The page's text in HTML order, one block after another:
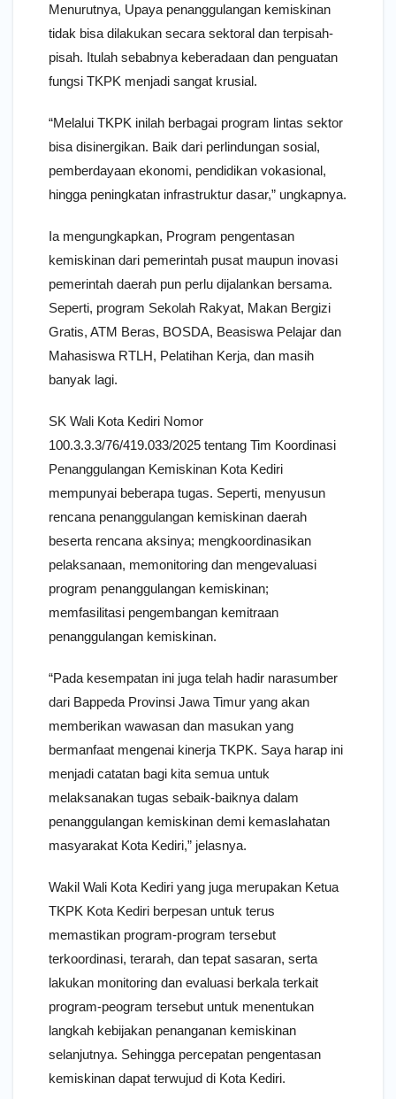
Menurutnya, Upaya penanggulangan kemiskinan
tidak bisa dilakukan secara sektoral dan terpisah-
pisah. Itulah sebabnya keberadaan dan penguatan
fungsi TKPK menjadi sangat krusial.
“Melalui TKPK inilah berbagai program lintas sektor
bisa disinergikan. Baik dari perlindungan sosial,
pemberdayaan ekonomi, pendidikan vokasional,
hingga peningkatan infrastruktur dasar,” ungkapnya.
Ia mengungkapkan, Program pengentasan
kemiskinan dari pemerintah pusat maupun inovasi
pemerintah daerah pun perlu dijalankan bersama.
Seperti, program Sekolah Rakyat, Makan Bergizi
Gratis, ATM Beras, BOSDA, Beasiswa Pelajar dan
Mahasiswa RTLH, Pelatihan Kerja, dan masih
banyak lagi.
SK Wali Kota Kediri Nomor
100.3.3.3/76/419.033/2025 tentang Tim Koordinasi
Penanggulangan Kemiskinan Kota Kediri
mempunyai beberapa tugas. Seperti, menyusun
rencana penanggulangan kemiskinan daerah
beserta rencana aksinya; mengkoordinasikan
pelaksanaan, memonitoring dan mengevaluasi
program penanggulangan kemiskinan;
memfasilitasi pengembangan kemitraan
penanggulangan kemiskinan.
“Pada kesempatan ini juga telah hadir narasumber
dari Bappeda Provinsi Jawa Timur yang akan
memberikan wawasan dan masukan yang
bermanfaat mengenai kinerja TKPK. Saya harap ini
menjadi catatan bagi kita semua untuk
melaksanakan tugas sebaik-baiknya dalam
penanggulangan kemiskinan demi kemaslahatan
masyarakat Kota Kediri,” jelasnya.
Wakil Wali Kota Kediri yang juga merupakan Ketua
TKPK Kota Kediri berpesan untuk terus
memastikan program-program tersebut
terkoordinasi, terarah, dan tepat sasaran, serta
lakukan monitoring dan evaluasi berkala terkait
program-peogram tersebut untuk menentukan
langkah kebijakan penanganan kemiskinan
selanjutnya. Sehingga percepatan pengentasan
kemiskinan dapat terwujud di Kota Kediri.